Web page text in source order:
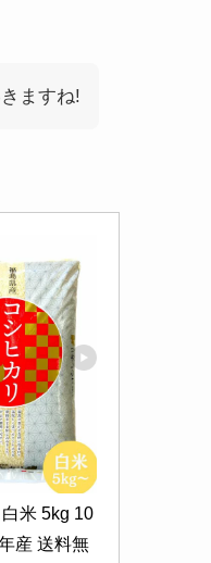
ますね!
米 5kg 10
産 送料無